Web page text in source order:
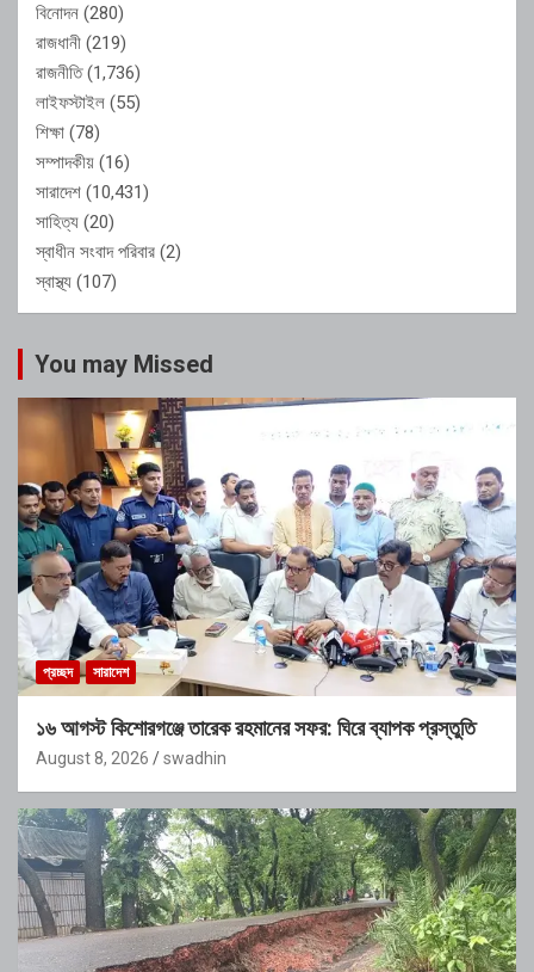
বিনোদন (280)
রাজধানী (219)
রাজনীতি(1,736)
লাইফস্টাইল (55)
শিক্ষা (78)
সম্পাদকীয় (16)
সারাদেশ (10,431)
সাহিত্য (20)
স্বাধীন সংবাদ পরিবার (2)
স্বাস্থ্য (107)
You may Missed
প্রচ্ছদ সারাদেশ
১৬ আগস্ট কিশোরগঞ্জে তারেক রহমানের সফর: ঘিরে ব্যাপক প্রস্তুতি
August 8, 2026 swadhin